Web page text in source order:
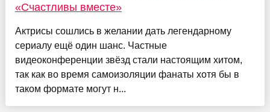
«Счастливы вместе»
Актрисы сошлись в желании дать легендарному
сериалу ещё один шанс. Частные
видеоконференции звёзд стали настоящим хитом,
так как во время самоизоляции фанаты хотя бы в
таком формате могут н...